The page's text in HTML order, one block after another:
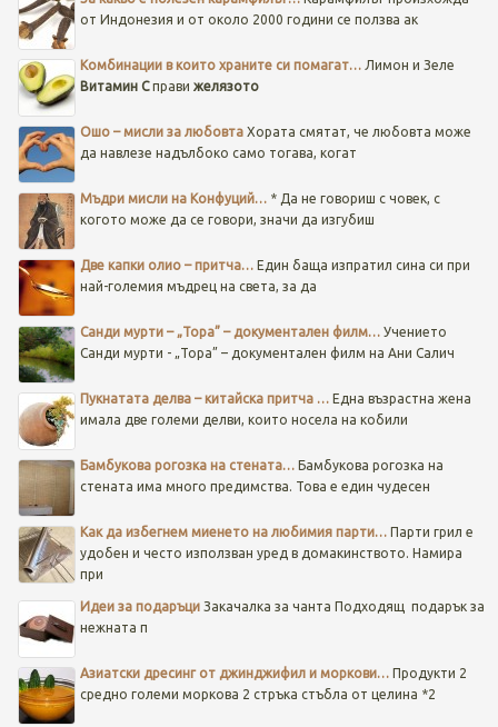
от Индонезия и от около 2000 години се ползва ак
Комбинации в които храните си помагат…Лимон и Зеле
Витамин Cправи желязото
Ошо – мисли за любовта Хората смятат, че любовта може
да навлезе надълбоко само тогава, когат
Мъдри мисли на Конфуций… * Да не говориш с човек, с
когото може да се говори, значи да изгубиш
Две капки олио – притча…Един баща изпратил сина си при
най-големия мъдрец на света, за да
Санди мурти – „Тора” – документален филм…Учението
Санди мурти - „Тора” – документален филм на Ани Салич
Пукнатата делва – китайска притча … Една възрастна жена
имала две големи делви, които носела на кобили
Бамбукова рогозка на стената… Бамбукова рогозка на
стената има много предимства. Това е един чудесен
Как да избегнем миенето на любимия парти…Парти грил е
удобен и често използван уред в домакинството. Намира
при
Идеи за подаръциЗакачалка за чанта Подходящ подарък за
нежната п
Азиатски дресинг от джинджифил и моркови… Продукти 2
средно големи моркова 2 стръка стъбла от целина *2